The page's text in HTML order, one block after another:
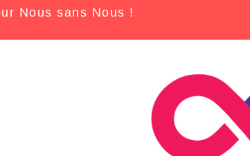
Nous sans Nous !